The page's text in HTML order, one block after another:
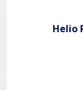
Helio